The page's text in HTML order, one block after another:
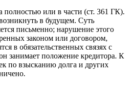
полностью или в части (ст. 361 ГК).
в будущем. Суть
письменно; нарушение этого
законом или договором,
в обяза­тельственных связях с
занимает поло­жение кредитора. К
по взысканию долга и других